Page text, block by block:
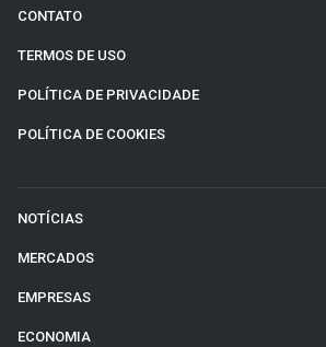
CONTATO
TERMOS DE USO
POLÍTICA DE PRIVACIDADE
POLÍTICA DE COOKIES
NOTÍCIAS
MERCADOS
EMPRESAS
ECONOMIA